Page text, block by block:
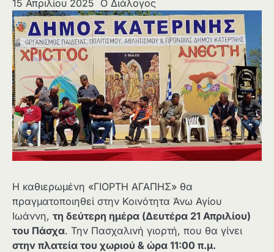
15 Απριλίου 2025 Ο Διάλογος
Η καθιερωμένη «ΓΙΟΡΤΗ ΑΓΑΠΗΣ» θα
πραγματοποιηθεί στην Κοινότητα Άνω Αγίου
Ιωάννη, τη δεύτερη ημέρα (Δευτέρα 21 Απριλίου)
του Πάσχα. Την Πασχαλινή γιορτή, που θα γίνει
στην πλατεία του χωριού & ώρα 11:00 π.μ.